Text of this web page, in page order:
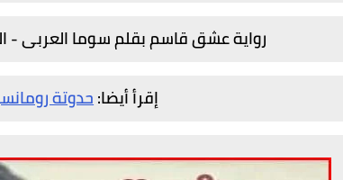
رواية عشق قاسم بقلم سوما العربى -
إقرأ أيضا:حدوتة